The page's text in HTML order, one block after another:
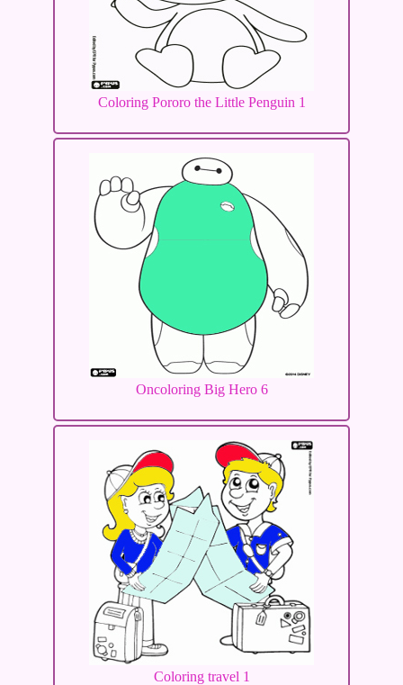
Coloring Pororo the Little Penguin 1
Oncoloring Big Hero 6
Coloring travel 1